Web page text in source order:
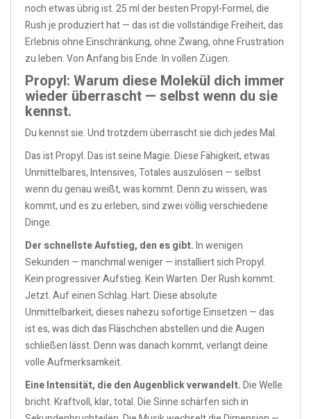
noch etwas übrig ist. 25 ml der besten Propyl-Formel, die
Rush je produziert hat — das ist die vollständige Freiheit, das
Erlebnis ohne Einschränkung, ohne Zwang, ohne Frustration
zu leben. Von Anfang bis Ende. In vollen Zügen.
Propyl: Warum diese Molekül dich immer
wieder überrascht — selbst wenn du sie
kennst.
Du kennst sie. Und trotzdem überrascht sie dich jedes Mal.
Das ist Propyl. Das ist seine Magie. Diese Fähigkeit, etwas
Unmittelbares, Intensives, Totales auszulösen — selbst
wenn du genau weißt, was kommt. Denn zu wissen, was
kommt, und es zu erleben, sind zwei völlig verschiedene
Dinge.
Der schnellste Aufstieg, den es gibt.In wenigen
Sekunden — manchmal weniger — installiert sich Propyl.
Kein progressiver Aufstieg. Kein Warten. Der Rush kommt.
Jetzt. Auf einen Schlag. Hart. Diese absolute
Unmittelbarkeit, dieses nahezu sofortige Einsetzen — das
ist es, was dich das Fläschchen abstellen und die Augen
schließen lässt. Denn was danach kommt, verlangt deine
volle Aufmerksamkeit.
Eine Intensität, die den Augenblick verwandelt.Die Welle
bricht. Kraftvoll, klar, total. Die Sinne schärfen sich in